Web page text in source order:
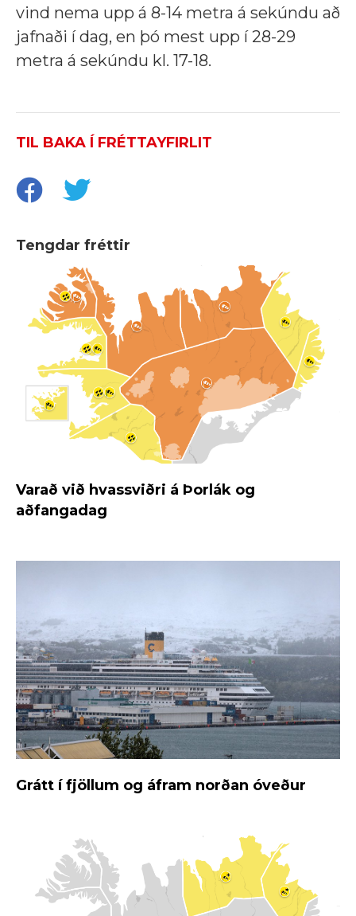
vind nema upp á 8-14 metra á sekúndu að
jafnaði í dag, en þó mest upp í 28-29
metra á sekúndu kl. 17-18.
TIL BAKA Í FRÉTTAYFIRLIT
Tengdar fréttir
Varað við hvassviðri á Þorlák og
aðfangadag
Grátt í fjöllum og áfram norðan óveður